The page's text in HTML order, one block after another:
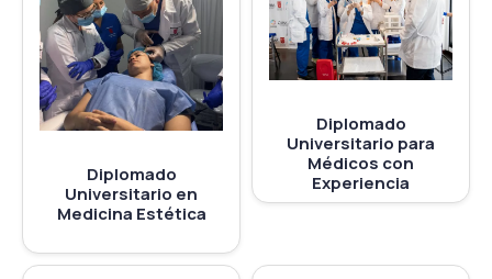
(57) 3124684576
Diplomado
Universitario en
Medicina Estética
Diplomado
Universitario para
Médicos con
Experiencia